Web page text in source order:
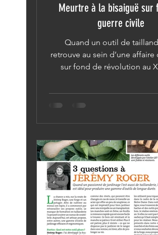
Meurtre à la bisaiguë sur
guerre civile
Quand un outil de
retrouve au sein d’une affaire
sur fond de révolution au